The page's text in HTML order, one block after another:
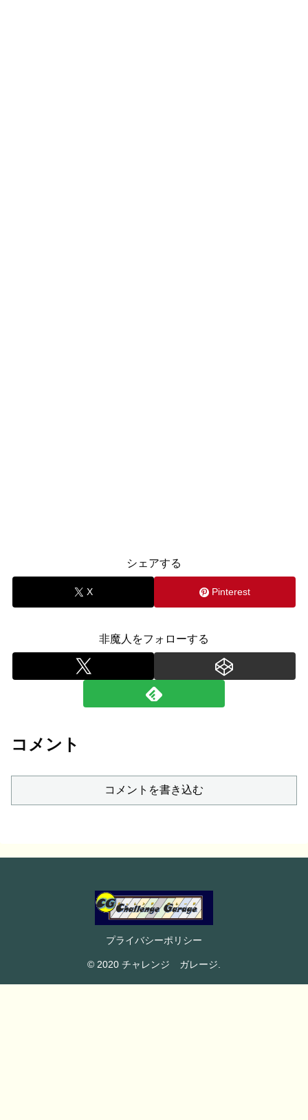
シェアする
X Pinterest
非魔人をフォローする
コメント
コメントを書き込む
プライバシーポリシー
© 2020 チャレンジ ガレージ.